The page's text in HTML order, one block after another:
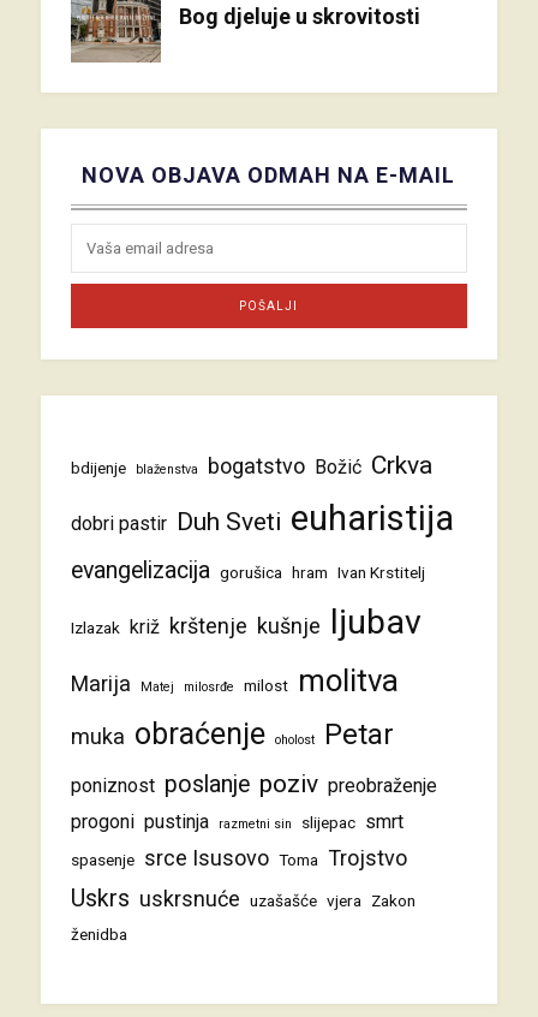
Bog djeluje u skrovitosti
NOVA OBJAVA ODMAH NA E-MAIL
bdijenje blaženstva bogatstvo Božić Crkva
dobri pastir Duh Sveti euharistija
evangelizacija gorušica hram Ivan Krstitelj
Izlazak križ krštenje kušnje ljubav
Marija Matej milosrđe milost molitva
muka obraćenje oholost Petar
poniznost poslanje poziv preobraženje
progoni pustinja razmetni sin slijepac smrt
spasenje srce Isusovo Toma Trojstvo
Uskrs uskrsnuće uzašašće vjera
Zakon
ženidba